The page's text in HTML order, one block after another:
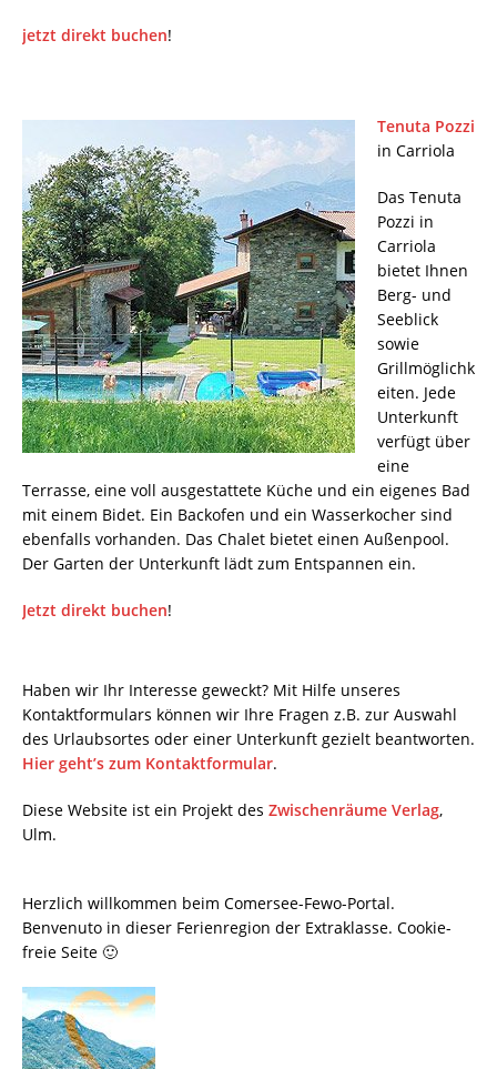
jetzt direkt buchen!
Tenuta Pozzi
in Carriola
Das Tenuta
Pozzi in
Carriola
bietet Ihnen
Berg- und
Seeblick
sowie
Grillmöglichk
eiten. Jede
Unterkunft
verfügt über
eine
Terrasse, eine voll ausgestattete Küche und ein eigenes Bad
mit einem Bidet. Ein Backofen und ein Wasserkocher sind
ebenfalls vorhanden. Das Chalet bietet einen Außenpool.
Der Garten der Unterkunft lädt zum Entspannen ein.
Jetzt direkt buchen!
Haben wir Ihr Interesse geweckt? Mit Hilfe unseres
Kontaktformulars können wir Ihre Fragen z.B. zur Auswahl
des Urlaubsortes oder einer Unterkunft gezielt beantworten.
Hier geht’s zum Kontaktformular.
Diese Website ist ein Projekt des Zwischenräume Verlag,
Ulm.
Herzlich willkommen beim Comersee-Fewo-Portal.
Benvenuto in dieser Ferienregion der Extraklasse. Cookie-
freie Seite 🙂